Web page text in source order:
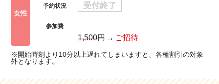
女性
予約状況 受付終了
参加費
1,500円 ご招待
※開始時刻より10分以上遅れてしまいますと、各種割引の対象
外となります。